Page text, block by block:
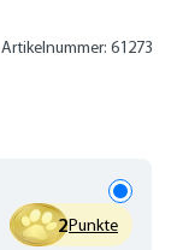
Artikelnummer: 61273
2Punkte